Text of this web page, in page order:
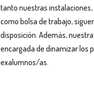
tanto nuestras
como bolsa de trabajo,
disposición. Además,
encargada de dinamizar los
exalumnos/as.